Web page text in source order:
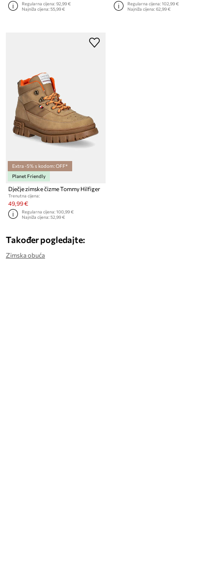
Regularna cijena:92,99 €
Najniža cijena:55,99 €
Regularna cijena:102,99 €
Najniža cijena:62,99 €
Extra -5% s kodom: OFF*
Planet Friendly
Dječje zimske čizme Tommy Hilfiger
Trenutna cijena:
49,99 €
Regularna cijena:100,99 €
Najniža cijena:52,99 €
Također pogledajte:
Zimska obuća